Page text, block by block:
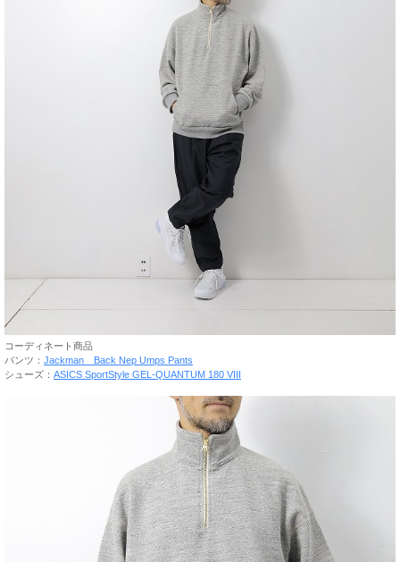
コーディネート商品
パンツ： Jackman Back Nep Umps Pants
シューズ： ASICS SportStyle GEL-QUANTUM 180 VIII